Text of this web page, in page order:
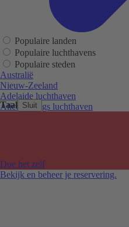
Taal Sluit
Doe het zelf
Bekijk en beheer je reservering.
Populaire landen
Populaire luchthavens
Populaire steden
Australië
Nieuw-Zeeland
Adelaide luchthaven
Alice Springs luchthaven
Melbourne Tullamarine luchthaven
Perth luchthaven
Sydney luchthaven